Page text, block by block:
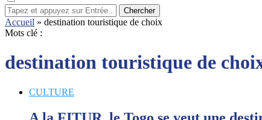
Chercher
Accueil » destination touristique de choix
Mots clé :
destination touristique de
CULTURE